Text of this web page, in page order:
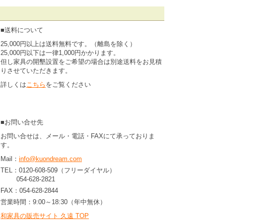
■送料について
25,000円以上は送料無料です。（離島を除く）
25,000円以下は一律1,000円かかります。
但し家具の開墾設置をご希望の場合は別途送料をお見積
りさせていただきます。
詳しくはこちら をご覧ください
■お問い合せ先
お問い合せは、メール・電話・FAXにて承っておりま
す。
Mail： info@kuondream.com
TEL：0120-608-509（フリーダイヤル）
054-628-2821
FAX：054-628-2844
営業時間：9:00～18:30（年中無休）
和家具の販売サイト 久遠 TOP